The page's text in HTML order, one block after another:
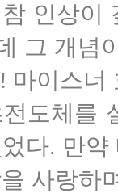
인상이
그 개념
마이스
도체를
다. 만
사랑하